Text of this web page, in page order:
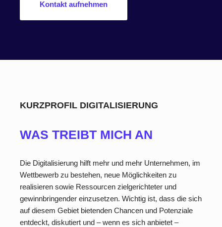
Kontakt aufnehmen
KURZPROFIL DIGITALISIERUNG
WAS TREIBT MICH AN
Die Digitalisierung hilft mehr und mehr Unternehmen, im
Wettbewerb zu bestehen, neue Möglichkeiten zu
realisieren sowie Ressourcen zielgerichteter und
gewinnbringender einzusetzen. Wichtig ist, dass die sich
auf diesem Gebiet bietenden Chancen und Potenziale
entdeckt, diskutiert und – wenn es sich anbietet –